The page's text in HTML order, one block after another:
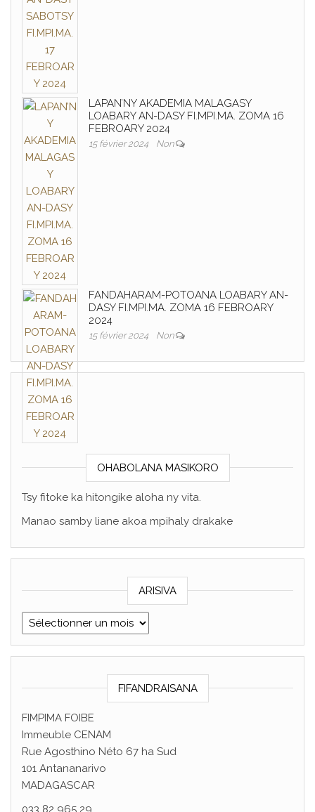
LAPAN’NY AKADEMIA MALAGASY
LOABARY AN-DASY FI.MPI.MA. ZOMA 16
FEBROARY 2024
15 février 2024 Non
FANDAHARAM-POTOANA LOABARY AN-
DASY FI.MPI.MA. ZOMA 16 FEBROARY
2024
15 février 2024 Non
OHABOLANA MASIKORO
Tsy fitoke ka hitongike aloha ny vita.
Manao samby liane akoa mpihaly drakake
ARISIVA
ARISIVA
FIFANDRAISANA
FIMPIMA FOIBE
Immeuble CENAM
Rue Agosthino Néto 67 ha Sud
101 Antananarivo
MADAGASCAR
033 82 965 29